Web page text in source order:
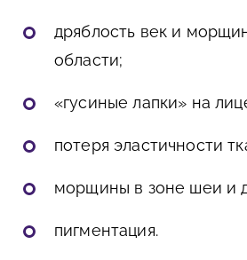
дряблость век и
области;
«гусиные лапки» на
потеря эластичности
морщины в зоне шеи и
пигментация.